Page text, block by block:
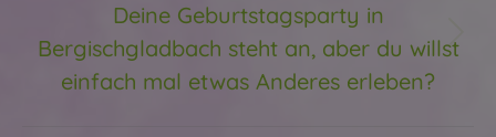
Nächster
Beitrag:
Deine Geburtstagsparty in
Bergischgladbach steht an, aber du willst
einfach mal etwas Anderes erleben?